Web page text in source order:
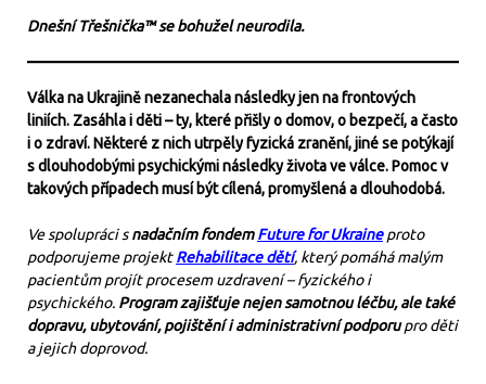
Dnešní Třešnička™ se bohužel neurodila.
Válka na Ukrajině nezanechala následky jen na frontových
liniích. Zasáhla i děti – ty, které přišly o domov, o bezpečí, a často
i o zdraví. Některé z nich utrpěly fyzická zranění, jiné se potýkají
s dlouhodobými psychickými následky života ve válce. Pomoc v
takových případech musí být cílená, promyšlená a dlouhodobá.
Ve spolupráci snadačním fondemFuture for Ukraineproto
podporujeme projektRehabilitace dětí, který pomáhá malým
pacientům projít procesem uzdravení – fyzického i
psychického. Program zajišťuje nejen samotnou léčbu, ale také
dopravu, ubytování, pojištění i administrativní podporupro děti
a jejich doprovod.